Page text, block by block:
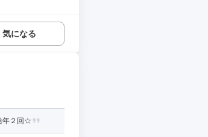
気になる
年２回☆